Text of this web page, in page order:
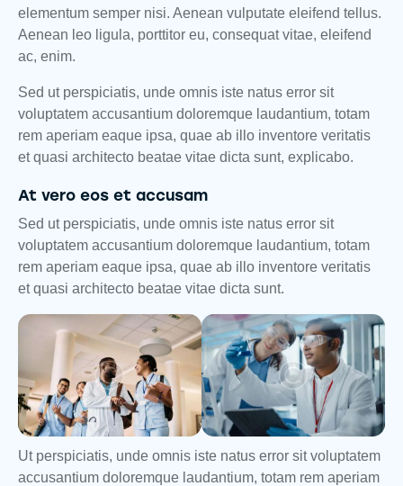
elementum semper nisi. Aenean vulputate eleifend tellus.
Aenean leo ligula, porttitor eu, consequat vitae, eleifend
ac, enim.
Sed ut perspiciatis, unde omnis iste natus error sit
voluptatem accusantium doloremque laudantium, totam
rem aperiam eaque ipsa, quae ab illo inventore veritatis
et quasi architecto beatae vitae dicta sunt, explicabo.
At vero eos et accusam
Sed ut perspiciatis, unde omnis iste natus error sit
voluptatem accusantium doloremque laudantium, totam
rem aperiam eaque ipsa, quae ab illo inventore veritatis
et quasi architecto beatae vitae dicta sunt.
Ut perspiciatis, unde omnis iste natus error sit voluptatem
accusantium doloremque laudantium, totam rem aperiam